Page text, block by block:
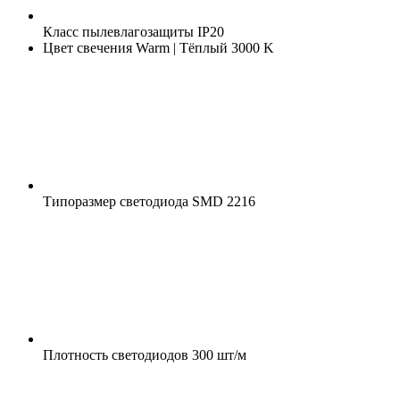
Класс пылевлагозащиты IP20
Цвет свечения Warm | Тёплый 3000 K
Типоразмер светодиода SMD 2216
Плотность светодиодов 300 шт/м